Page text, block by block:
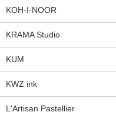
KOH-I-NOOR
KRAMA Studio
KUM
KWZ ink
L'Artisan Pastellier